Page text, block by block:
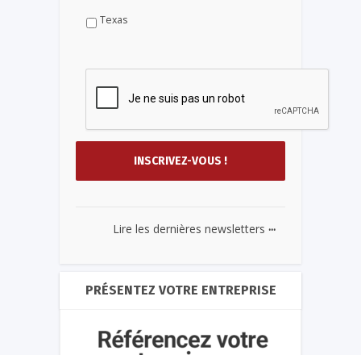
Texas
Lire les dernières newsletters ...
PRÉSENTEZ VOTRE ENTREPRISE